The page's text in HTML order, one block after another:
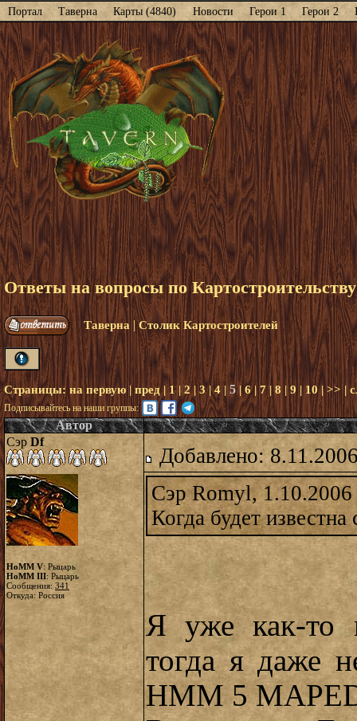
Портал Таверна Карты (4840) Новости Герои 1 Герои 2
Ответы на вопросы по
Таверна |Столик Картостроителей
Страницы: на первую| пред|1|2|3|4 |5 | 6| 7| 8 | 9 | 10| >>|
Подписывайтесь на наши группы:
Автор
Сэр Df
HoMM V: Рыцарь
HoMM III: Рыцарь
Сообщения: 341
Откуда: Россия
Добавлено:
Сэр Romyl,
Когда будет
Я уже как-то
тогда я даже
НММ 5